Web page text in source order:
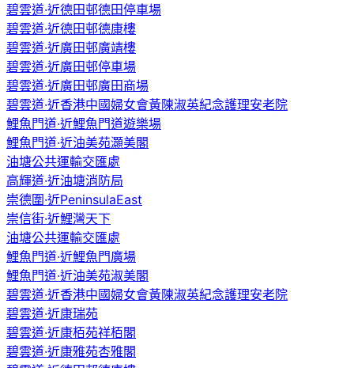
碧雲道·近德田邨德田停車場
碧雲道·近德田邨德康樓
碧雲道·近廣田邨廣靖樓
碧雲道·近廣田邨停車場
碧雲道·近廣田邨廣田商場
碧雲道·近香港中國婦女會黃陳淑英紀念護理安老院
鯉魚門道·近鯉魚門道遊樂場
鯉魚門道·近油美苑灝美閣
油塘公共運輸交匯處
高輝道·近油塘消防局
崇德圍·近PeninsulaEast
崇信街·近鯉灣天下
油塘公共運輸交匯處
鯉魚門道·近鯉魚門廣場
鯉魚門道·近油美苑淑美閣
碧雲道·近香港中國婦女會黃陳淑英紀念護理安老院
碧雲道·近康瑞苑
碧雲道·近康栢苑祥栢閣
碧雲道·近康雅苑杏雅閣